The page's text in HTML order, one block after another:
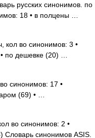
русских синонимов. по
18 • в полцены …
кол во синонимов: 3 •
по дешевке (20) …
синонимов: 17 •
(69) • …
во синонимов: 2 •
Словарь синонимов ASIS.